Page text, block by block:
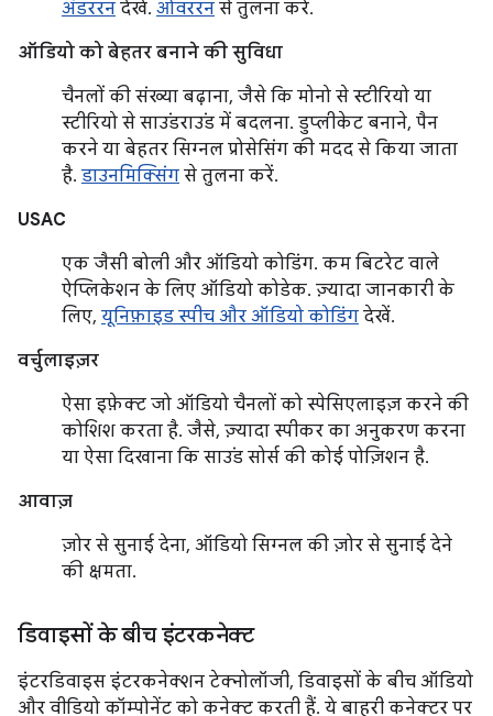
अंडररन देखें. ओवररन से तुलना करें.
ऑडियो को बेहतर बनाने की सुविधा
चैनलों की संख्या बढ़ाना, जैसे कि मोनो से स्टीरियो या
स्टीरियो से साउंडराउंड में बदलना. डुप्लीकेट बनाने, पैन
करने या बेहतर सिग्नल प्रोसेसिंग की मदद से किया जाता
है. डाउनमिक्सिंग से तुलना करें.
USAC
एक जैसी बोली और ऑडियो कोडिंग. कम बिटरेट वाले
ऐप्लिकेशन के लिए ऑडियो कोडेक. ज़्यादा जानकारी के
लिए, यूनिफ़ाइड स्पीच और ऑडियो कोडिंग देखें.
वर्चुलाइज़र
ऐसा इफ़ेक्ट जो ऑडियो चैनलों को स्पेसिएलाइज़ करने की
कोशिश करता है. जैसे, ज़्यादा स्पीकर का अनुकरण करना
या ऐसा दिखाना कि साउंड सोर्स की कोई पोज़िशन है.
आवाज़
ज़ोर से सुनाई देना, ऑडियो सिग्नल की ज़ोर से सुनाई देने
की क्षमता.
डिवाइसों के बीच इंटरकनेक्ट
इंटरडिवाइस इंटरकनेक्शन टेक्नोलॉजी, डिवाइसों के बीच ऑडियो
और वीडियो कॉम्पोनेंट को कनेक्ट करती हैं. ये बाहरी कनेक्टर पर